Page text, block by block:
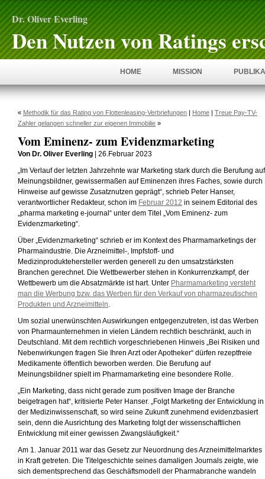
Dr. Oliver Everling
Den Nutzen von Ratings
HOME MISSION
« Methodik für das Rating von Flottenleasing-Verbriefungen | Home | Treue Pay-TV-
Zahler gelangen schneller zur eigenen Immobilie »
Vom Eminenz- zum Evidenzmarketing
Von Dr. Oliver Everling | 26.Februar 2023
„Im Verlauf der letzten Jahrzehnte war Marketing stark durch die Berufung auf
Meinungsbildner, gewissermaßen auf Eminenzen ihres Faches, sowie durch
Hinweise auf gewisse Zusatznutzen geprägt“, schrieb Peter Hanser,
verantwortlicher Redakteur, schon im Februar 2012 in seinem Editorial des
„pharma marketing e-journal“ unter dem Titel „Vom Eminenz- zum
Evidenzmarketing“.
Über „Evidenzmarketing“ schrieb er im Kontext des Pharmamarketings der
Pharmaindustrie. Die Arzneimittel-, Impfstoff- und
Medizinproduktehersteller werden generell zu den umsatzstärksten
Branchen gerechnet. Die Wettbewerber stehen in Konkurrenzkampf, der
Wettbewerb um die Absatzmärkte ist hart. Unter Pharmamarketing versteht
man die Werbung bzw. das Werben für den Verkauf von pharmazeutischen
Produkten und Arzneimitteln
Um sozial unerwünschten Auswirkungen entgegenzutreten, ist das Werben
von Pharmaunternehmen in vielen Ländern rechtlich beschränkt, auch in
Deutschland. Mit dem rechtlich vorgeschriebenen Hinweis „Bei Risiken und
Nebenwirkungen fragen Sie Ihren Arzt oder Apotheker“ dürfen rezeptfreie
Medikamente öffentlich beworben werden. Die Berufung auf
Meinungsbildner spielt im Pharmamarketing eine besondere Rolle.
„Ein Marketing, dass nicht gerade zum positiven Image der Branche
beigetragen hat“, kritisierte Peter Hanser. „Folgt Marketing der Entwicklung in
der Medizinwissenschaft, so wird seine Zukunft zunehmend evidenzbasiert
sein, denn die Ausrichtung des Marketing folgt der wissenschaftlichen
Entwicklung mit einer gewissen Zwangsläufigkeit.“
Am 1. Januar 2011 war das Gesetz zur Neuordnung des Arzneimittelmarktes
in Kraft getreten. Die Titelgeschichte seines damaligen Journals zeigte, wie
sich dementsprechend das Geschäftsmodell der Pharmabranche wandeln